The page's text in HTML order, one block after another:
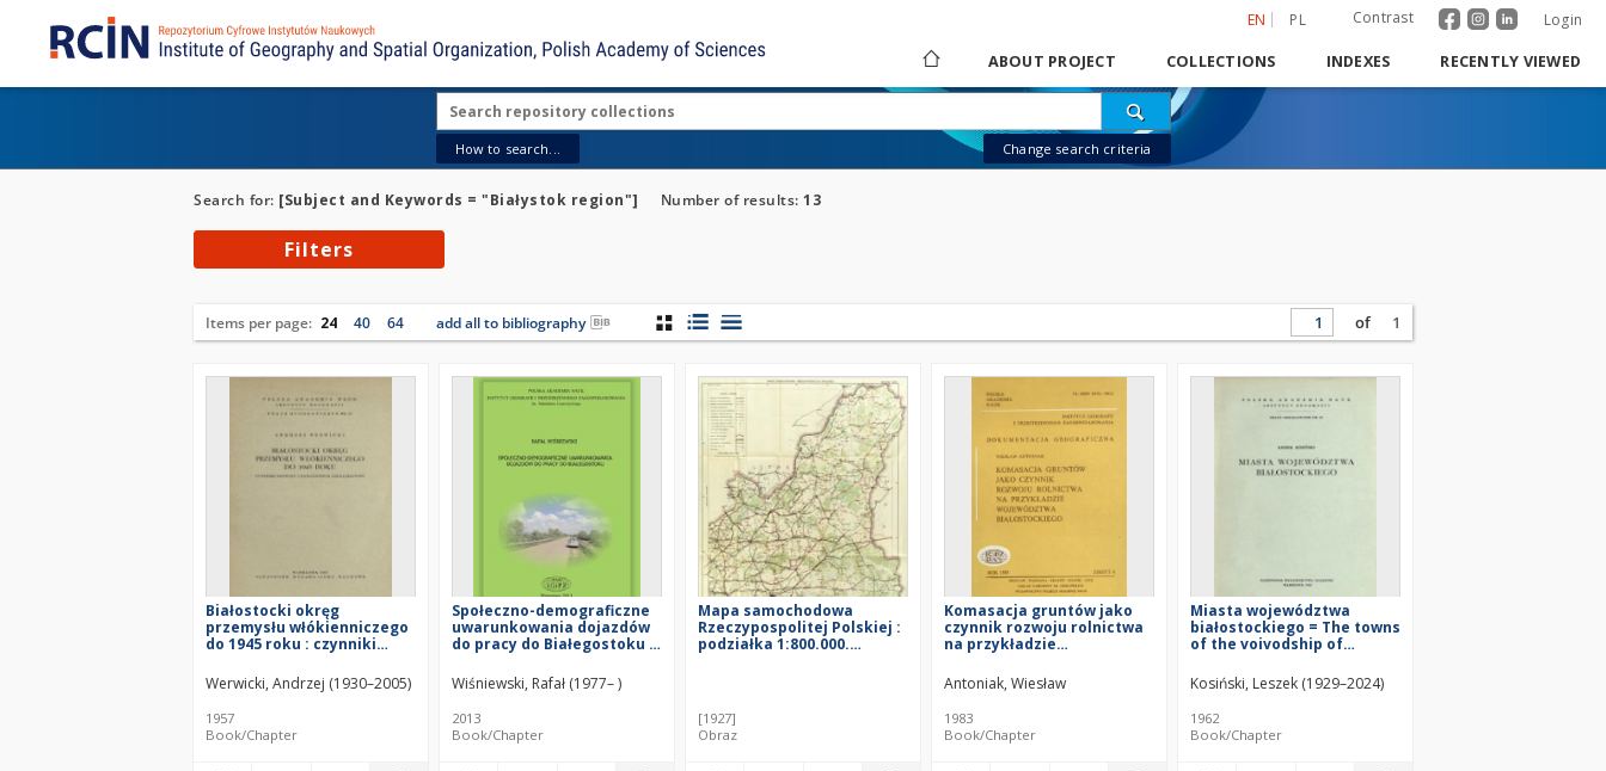
EN PL Contrast Login
ABOUT PROJECT COLLECTIONS INDEXES RECENTLY VIEWED
How to search... Change search criteria
Search for: [Subject and Keywords = "Białystok region"] Number of results: 13
Filters
Items per page: 24 40 64 add all to bibliography of 1
Białostocki okręg
przemysłu włókienniczego
do 1945 roku : czynniki
lokalizacyjne = Bialystok
region of textile industry
before 1945 = Belostokskij
rajon tekstil'noj
promyšlennosti do 1945
Werwicki, Andrzej (1930–2005)
1957
Book/Chapter
Społeczno-demograficzne
uwarunkowania dojazdów
do pracy do Białegostoku =
determinants of
commuting to work in
Białystok
Wiśniewski, Rafał (1977– )
2013
Book/Chapter
Mapa samochodowa
Rzeczypospolitej Polskiej :
podziałka 1:800.000.
[1927]
Obraz
Komasacja gruntów jako
czynnik rozwoju rolnictwa
na przykładzie
białostockiego = Land
consolidation as a factor
stimulating the
development of
agriculture : a case-stydy
Antoniak, Wiesław
1983
Book/Chapter
Miasta województwa
białostockiego = The towns
of the voivodship of
belostokskogo voevodstva
Kosiński, Leszek (1929–2024)
1962
Book/Chapter